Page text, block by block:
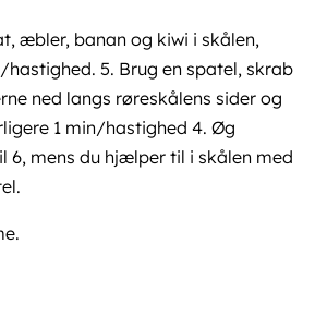
æbler, banan og kiwi i skålen,
hastighed. 5. Brug en spatel, skrab
ned langs røreskålens sider og
1 min/hastighed 4. Øg
6, mens du hjælper til i skålen med